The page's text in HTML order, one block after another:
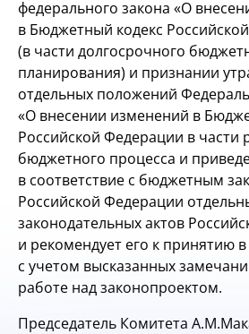
федерального закона «О
в Бюджетный кодекс
(в части долгосрочного
планирования) и признании
отдельных положений
«О внесении изменений в
Российской Федерации в части
бюджетного процесса и
в соответствие с бюджетным
Российской Федерации
законодательных актов
и рекомендует его к принятию
с учетом высказанных
работе над законопроектом.
Председатель Комитета